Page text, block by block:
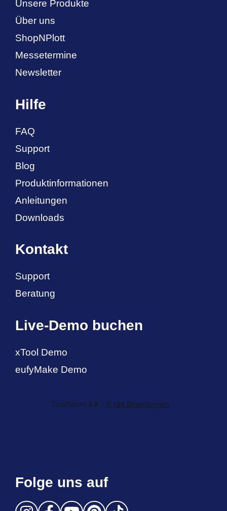
Unsere Produkte
Über uns
ShopNPlott
Messetermine
Newsletter
Hilfe
FAQ
Support
Blog
Produktinformationen
Anleitungen
Downloads
Kontakt
Support
Beratung
Live-Demo buchen
xTool Demo
eufyMake Demo
Folge uns auf